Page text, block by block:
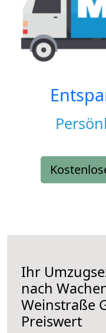
Ihr
nach
Weinstraße
Preiswert